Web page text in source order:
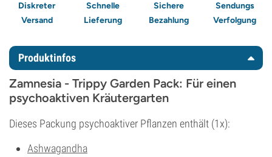
Diskreter
Versand
Schnelle
Lieferung
Sichere
Bezahlung
Sendungs
Verfolgung
Produktinfos
Zamnesia - Trippy Garden Pack: Für einen
psychoaktiven Kräutergarten
Dieses Packung psychoaktiver Pflanzen enthält (1x):
Ashwagandha